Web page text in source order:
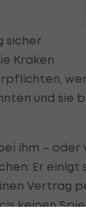
sicher
Kraken
und sie
ihm –
Er einigt
Vertrag
keinen